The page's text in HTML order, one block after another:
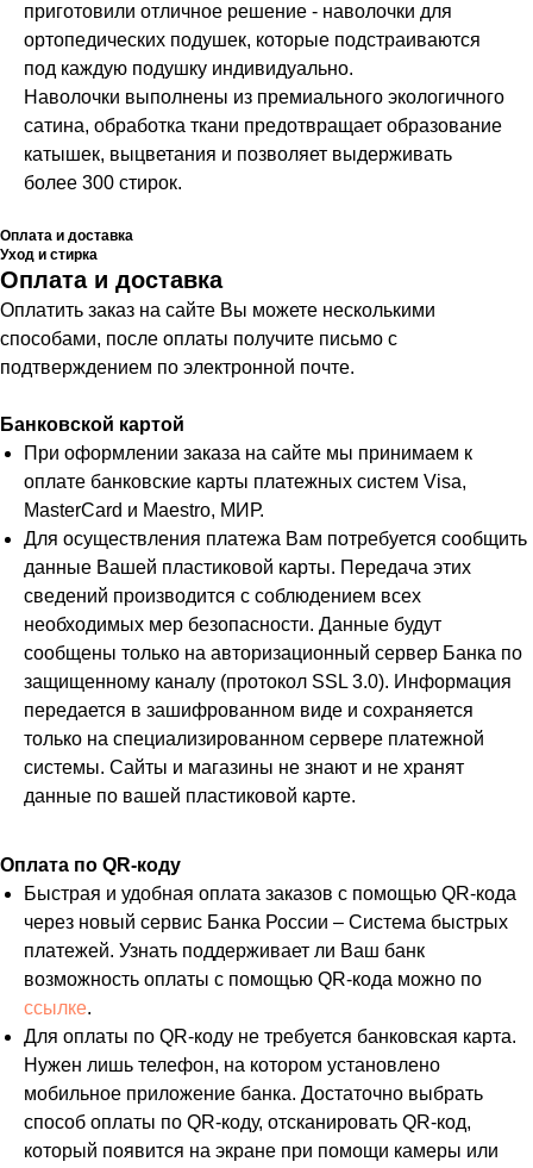
приготовили отличное решение - наволочки для
ортопедических подушек, которые подстраиваются
под каждую подушку индивидуально.
Наволочки выполнены из премиального экологичного
сатина, обработка ткани предотвращает образование
катышек, выцветания и позволяет выдерживать
более 300 стирок.
Оплата и доставка
Уход и стирка
Оплата и доставка
Оплатить заказ на сайте Вы можете несколькими
способами, после оплаты получите письмо с
подтверждением по электронной почте.
Банковской картой
При оформлении заказа на сайте мы принимаем к
оплате банковские карты платежных систем Visa,
MasterCard и Maestro, МИР.
Для осуществления платежа Вам потребуется сообщить
данные Вашей пластиковой карты. Передача этих
сведений производится с соблюдением всех
необходимых мер безопасности. Данные будут
сообщены только на авторизационный сервер Банка по
защищенному каналу (протокол SSL 3.0). Информация
передается в зашифрованном виде и сохраняется
только на специализированном сервере платежной
системы. Сайты и магазины не знают и не хранят
данные по вашей пластиковой карте.
Оплата по QR-коду
Быстрая и удобная оплата заказов с помощью QR-кода
через новый сервис Банка России – Система быстрых
платежей. Узнать поддерживает ли Ваш банк
возможность оплаты с помощью QR-кода можно по
ссылке.
Для оплаты по QR-коду не требуется банковская карта.
Нужен лишь телефон, на котором установлено
мобильное приложение банка. Достаточно выбрать
способ оплаты по QR-коду, отсканировать QR-код,
который появится на экране при помощи камеры или